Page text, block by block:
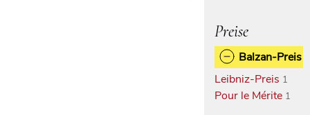
Preise
Balzan-Preis
Leibniz-Preis 1
Pour le Mérite 1